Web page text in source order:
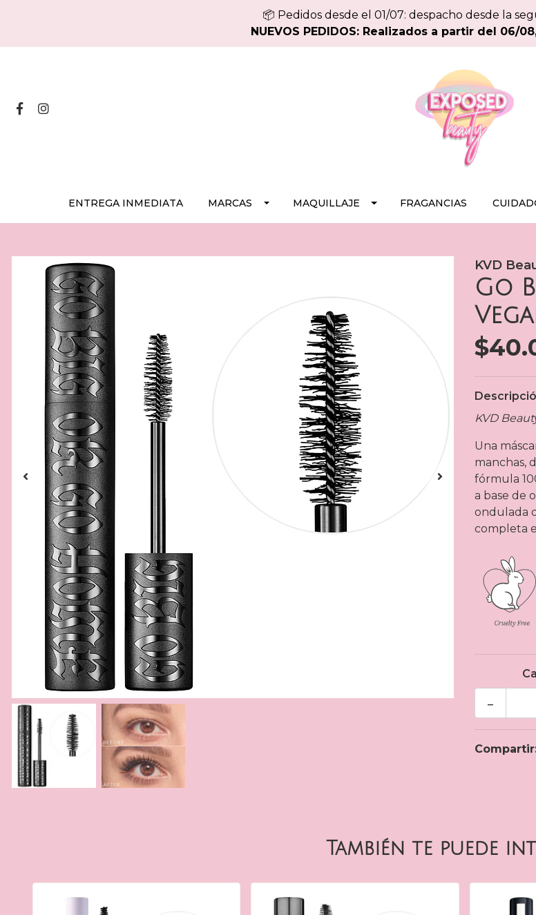
📦 Pedidos desde el 01/07: despacho desde la
NUEVOS PEDIDOS: Realizados a partir del 06/
ENTREGA INMEDIATA MARCAS MAQUILLAJE FRAGANCIAS
KVD
Go
KVD
Una
manchas,
fórmula
a base de
ondulada
completa
-
También te puede